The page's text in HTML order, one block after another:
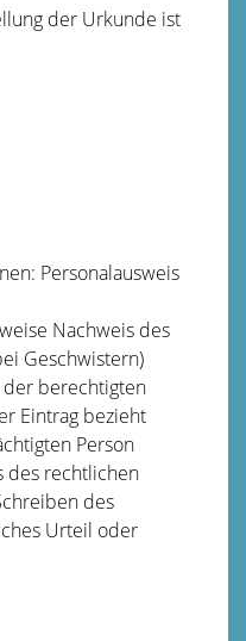
der Urkunde ist
Personalausweis
Nachweis des
Geschwistern)
berechtigten
Eintrag bezieht
Person
des rechtlichen
des
Urteil oder